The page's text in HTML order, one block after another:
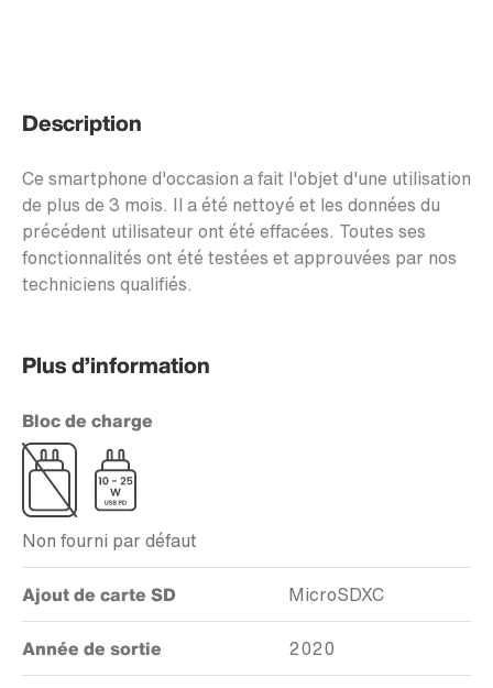
Description
Ce smartphone d'occasion a fait l'objet d'une utilisation
de plus de 3 mois. Il a été nettoyé et les données du
précédent utilisateur ont été effacées. Toutes ses
fonctionnalités ont été testées et approuvées par nos
techniciens qualifiés.
Plus d’information
Bloc de charge
Non fourni par défaut
Ajout de carte SD MicroSDXC
Année de sortie 2020